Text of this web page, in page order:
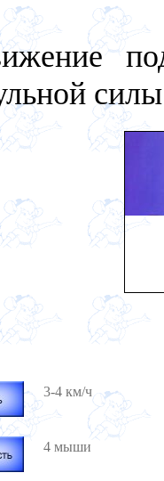
силы
3-4 км/ч
4 мыши